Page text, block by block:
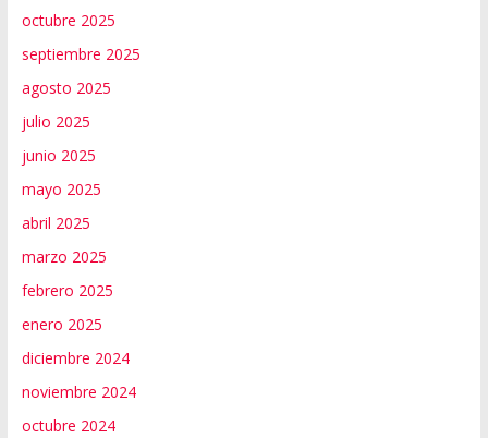
octubre 2025
septiembre 2025
agosto 2025
julio 2025
junio 2025
mayo 2025
abril 2025
marzo 2025
febrero 2025
enero 2025
diciembre 2024
noviembre 2024
octubre 2024